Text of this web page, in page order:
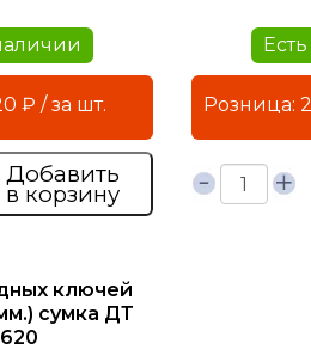
Розница: 2 320 ₽ / за шт.
Добавить
в корзину
ключей
сумка ДТ